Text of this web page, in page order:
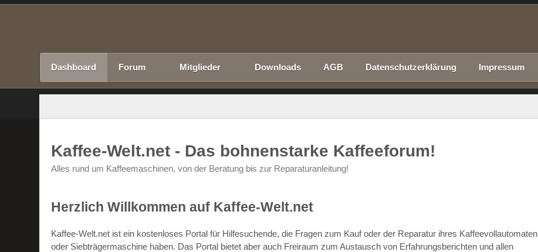
Dashboard Forum Mitglieder Downloads AGB Datenschutzerklärung Impressum
Kaffee-Welt.net - Das bohnenstarke Kaffeeforum!
Alles rund um Kaffeemaschinen, von der Beratung bis zur Reparaturanleitung!
Herzlich Willkommen auf Kaffee-Welt.net
Kaffee-Welt.net ist ein kostenloses Portal für Hilfesuchende, die Fragen zum Kauf oder der Reparatur ihres Kaffeevollautomaten
oder Siebträgermaschine haben. Das Portal bietet aber auch Freiraum zum Austausch von Erfahrungsberichten und allen